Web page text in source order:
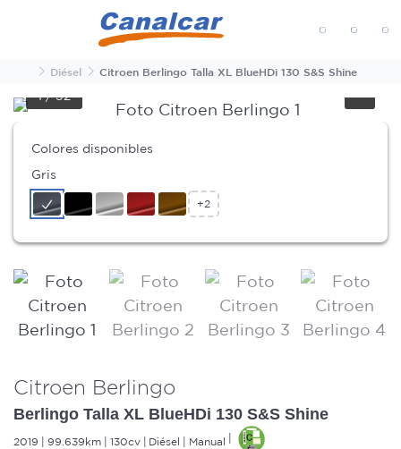
InicioDiésel Citroen Berlingo Talla XL BlueHDi 130 S&S Shine
1/32
Colores disponibles
Gris
+2
Citroen Berlingo
Berlingo Talla XL BlueHDi 130 S&S Shine
2019 99.639km 130cv Diésel
Manual